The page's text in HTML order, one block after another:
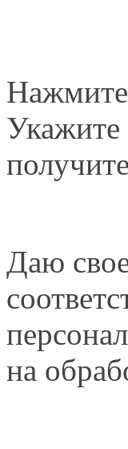
Укажите
Даю
на